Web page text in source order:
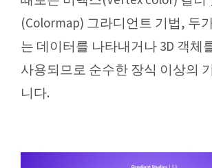
(Colormap) 그라디언트 기법, 두
는 데이터를 나타내거나 3D 객체
사용되므로 순수한 장식 이상의
니다.